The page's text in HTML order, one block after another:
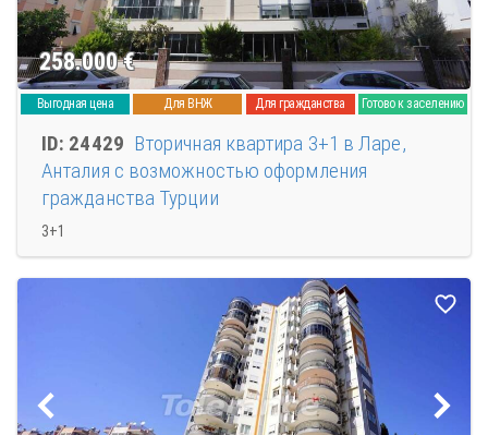
258.000€
Выгодная цена Для ВНЖ Для гражданства Готово к заселению
ID: 24429 Вторичная квартира 3+1 в Ларе,
Анталия с возможностью оформления
гражданства Турции
3+1